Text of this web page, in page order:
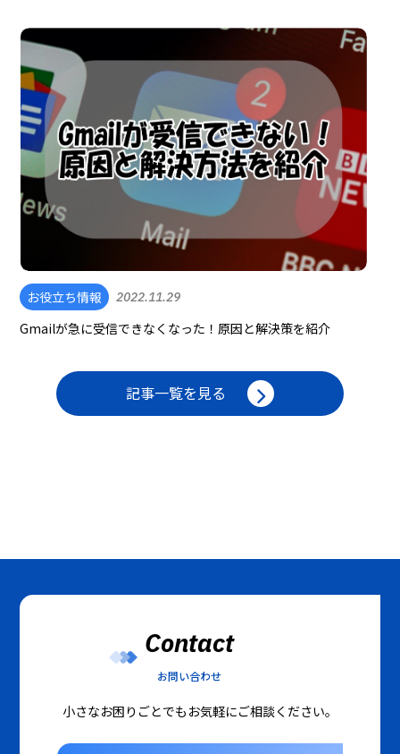
お役立ち情報 2022.11.29
Gmailが急に受信できなくなった！原因と解決策を紹介
記事一覧を見る
Contact
お問い合わせ
小さなお困りごとでもお気軽にご相談ください。